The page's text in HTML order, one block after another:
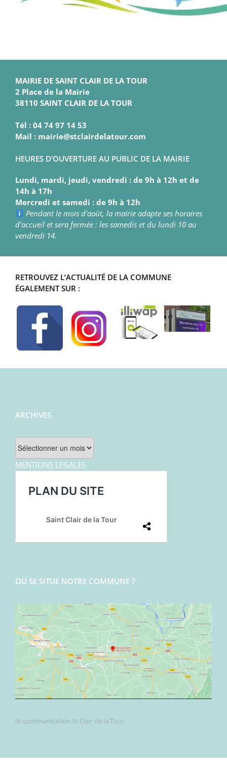
MAIRIE DE SAINT CLAIR DE LA TOUR
2 Place de la Mairie
38110 SAINT CLAIR DE LA TOUR
Tél : 04 74 97 14 53
Mail : mairie@stclairdelatour.com
HEURES D’OUVERTURE AU PUBLIC DE LA MAIRIE
Lundi, mardi, jeudi, vendredi : de 9h à 12h et de
14h à 17h
Mercredi et samedi : de 9h à 12h
Pendant le mois d’août, la mairie adapte ses horaires
d’accueil et sera fermée : les samedis et du lundi 10 au
vendredi 14.
RETROUVEZ L’ACTUALITÉ DE LA COMMUNE
ÉGALEMENT SUR :
ARCHIVES
Archives
MENTIONS LEGALES
OÙ SE SITUE NOTRE COMMUNE ?
@ communication St Clair de la Tour